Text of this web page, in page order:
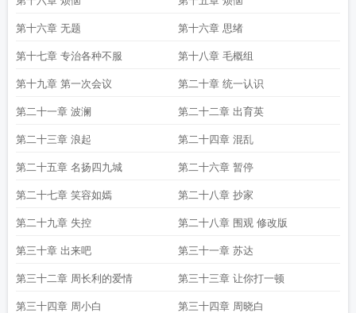
第十六章 无题 第十六章 思绪
第十七章 专治各种不服 第十八章 毛概组
第十九章 第一次会议 第二十章 统一认识
第二十一章 波澜 第二十二章 出育英
第二十三章 浪起 第二十四章 混乱
第二十五章 名扬四九城 第二十六章 暂停
第二十七章 笑容如嫣 第二十八章 抄家
第二十九章 失控 第二十八章 围观 修改版
第三十章 出来吧 第三十一章 苏达
第三十二章 周长利的爱情 第三十三章 让你打一顿
第三十四章 周小白 第三十四章 周晓白